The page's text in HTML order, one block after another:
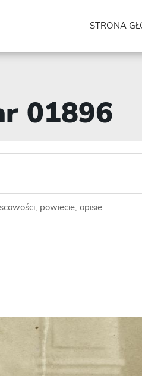
STRONA
01896
powiecie, opisie